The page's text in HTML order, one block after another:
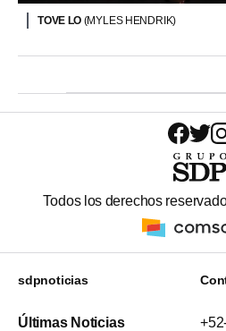
TOVE LO (MYLES HENDRIK)
Todos los derechos
sdpnoticias
Últimas Noticias